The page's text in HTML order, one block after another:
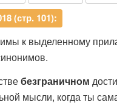
(стр. 101):
к выделенному
безграничном
мысли, когда ты